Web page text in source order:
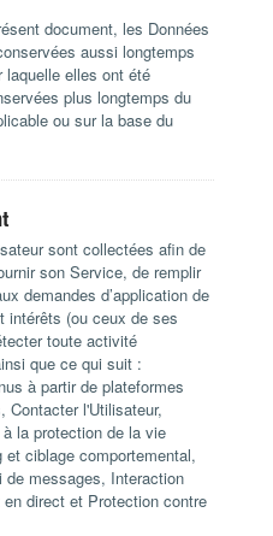
document, les Données
aussi longtemps
laquelle elles ont été
plus longtemps du
ou sur la base du
sont collectées afin de
son Service, de remplir
demandes d’application de
intérêts (ou ceux de ses
toute activité
que ce qui suit :
à partir de plateformes
Contacter l'Utilisateur,
la protection de la vie
ciblage comportemental,
messages, Interaction
direct et Protection contre